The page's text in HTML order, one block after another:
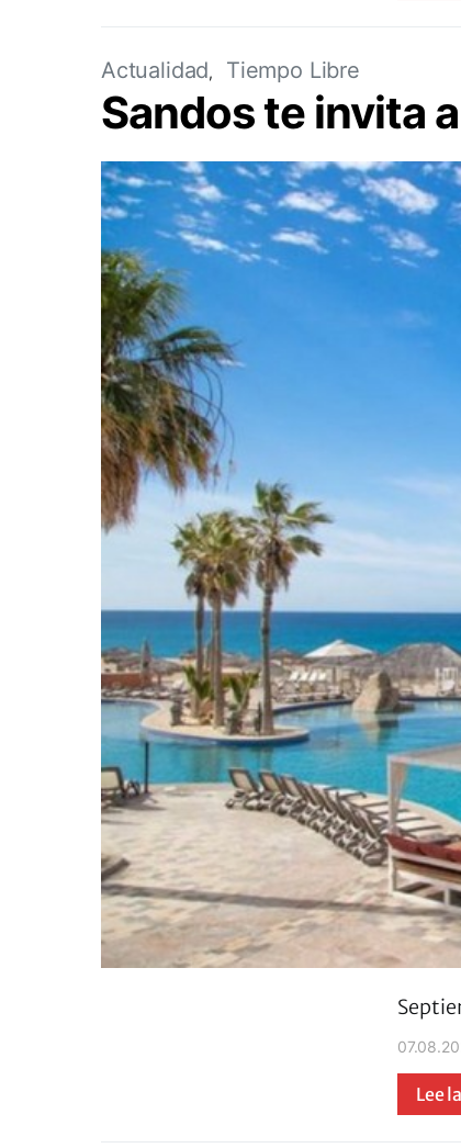
Actualidad Tiempo Libre
Sandos te invita
Lee